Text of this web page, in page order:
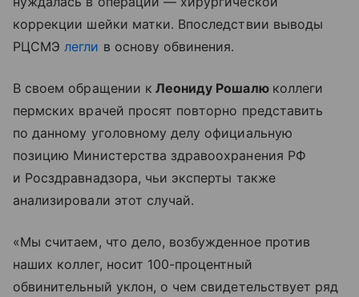
коррекции шейки матки. Впоследствии выводы
РЦСМЭлегли в основу обвинения.
В своем обращении к Леониду Рошалю коллеги
пермских врачей просят повторно представить
по данному уголовному делу официальную
позицию Министерства здравоохранения РФ
и Росздравнадзора, чьи эксперты также
анализировали этот случай.
«Мы считаем, что дело, возбужденное против
наших коллег, носит 100-процентный
обвинительный уклон, о чем свидетельствует ряд